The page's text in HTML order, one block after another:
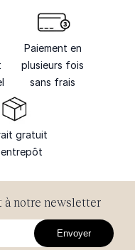
Paiement en
plusieurs fois
sans frais
gratuit
à notre newsletter
Envoyer